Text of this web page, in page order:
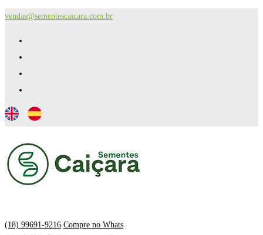
vendas@sementescaicara.com.br
(18) 99691-9216 Compre no Whats